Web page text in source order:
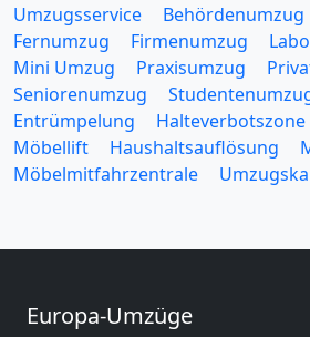
Umzugsservice Behördenumzug
Fernumzug
Firmenumzug
Mini Umzug
Praxisumzug
Seniorenumzug
Entrümpelung
Halteverbotszone
Möbellift
Haushaltsauflösung
Möbelmitfahrzentrale
Europa-Umzüge